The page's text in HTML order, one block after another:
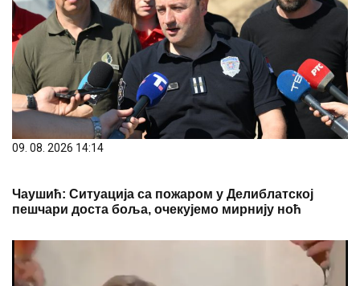
09. 08. 2026 14:14
Чаушић: Ситуација са пожаром у Делиблатској
пешчари доста боља, очекујемо мирнију ноћ